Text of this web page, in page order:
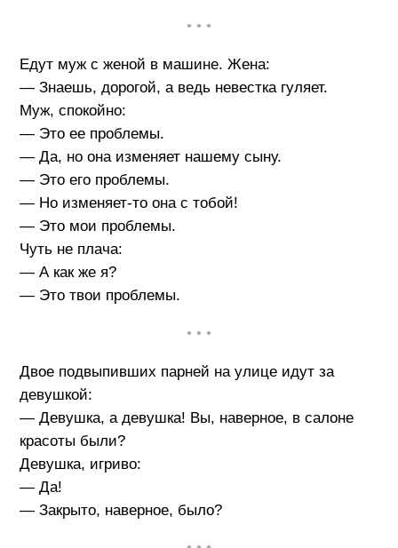
• • •
Едут муж с женой в машине. Жена:
— Знаешь, дорогой, а ведь невестка гуляет.
Муж, спокойно:
— Это ее проблемы.
— Да, но она изменяет нашему сыну.
— Это его проблемы.
— Но изменяет-то она с тобой!
— Это мои проблемы.
Чуть не плача:
— А как же я?
— Это твои проблемы.
• • •
Двое подвыпивших парней на улице идут за
девушкой:
— Девушка, а девушка! Вы, наверное, в салоне
красоты были?
Девушка, игриво:
— Да!
— Закрыто, наверное, было?